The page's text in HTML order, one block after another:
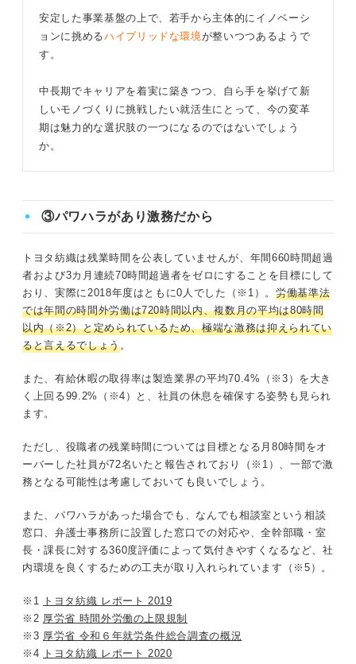
安定した事業基盤の上で、若手から主体的にイノベーシ
ョンに挑めるハイブリッドな環境が整いつつあるようで
す。
中長期でキャリアを着実に築きつつ、自ら手を挙げて新
しいモノづくりに挑戦したい就活生にとって、今の変革
期は魅力的な選択肢の一つになるのではないでしょう
か。
③パワハラがあり激務だから
トヨタ紡織は残業時間を公表していませんが、年間660時間超過
者および3カ月連続70時間超過者をゼロにすることを目標にして
おり、実際に2018年度はともに0人でした（※1）。 労働基準法
では年間の時間外労働は720時間以内、複数月の平均は80時間
以内（※2）と定められているため、極端な激務は抑えられてい
ると言えるでしょう。
また、有給休暇の取得率は製造業界の平均70.4%（※3）を大き
く上回る99.2%（※4）と、社員の休息を確保する姿勢も見られ
ます。
ただし、役職者の残業時間については目標となる月80時間をオ
ーバーした社員が72名いたと報告されており（※1）、一部で激
務となる可能性は考慮しておいても良いでしょう。
また、パワハラがあった場合でも、なんでも相談室という相談
窓口、弁護士事務所に設置した窓口での対応や、全幹部職・室
長・課長に対する360度評価によって気付きやすくなるなど、社
内環境を良くするための工夫が取り入れられています（※5）。
※1 トヨタ紡織 レポート 2019
※2 厚労省 時間外労働の上限規制
※3 厚労省 令和６年就労条件総合調査の概況
※4 トヨタ紡織 レポート 2020